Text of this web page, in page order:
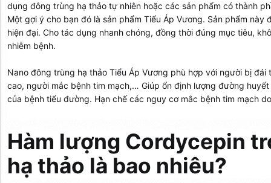
dụng đông trùng hạ thảo tự nhiên hoặc các sản phẩm có thành
Một gợi ý cho bạn đó là sản phẩm Tiểu Áp Vương. Sản phẩm
hiện đại. Cho tác dụng nhanh chóng, đồng thời đúng mục tiêu,
nhiễm bệnh.
Nano đông trùng hạ thảo Tiểu Áp Vương phù hợp với người bị
cao, người mắc bệnh tim mạch,… Giúp ổn định lượng đường
của bệnh tiểu đường. Hạn chế các nguy cơ mắc bệnh tim mạch
Hàm lượng Cordycepin
hạ thảo là bao nhiêu?